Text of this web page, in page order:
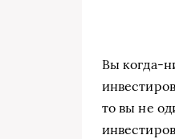
Вы когда-
то вы не